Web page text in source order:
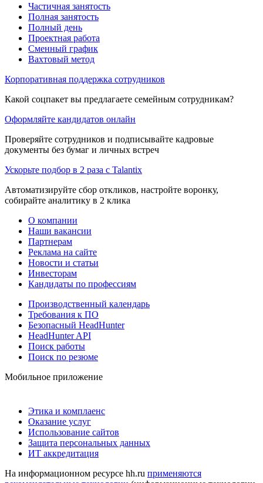
Частичная занятость
Полная занятость
Полный день
Проектная работа
Сменный график
Вахтовый метод
Корпоративная поддержка сотрудников
Какой соцпакет вы предлагаете семейным сотрудникам?
Оформляйте кандидатов онлайн
Проверяйте сотрудников и подписывайте кадровые
документы без бумаг и личных встреч
Ускорьте подбор в 2 раза с Talantix
Автоматизируйте сбор откликов, настройте воронку,
собирайте аналитику в 2 клика
О компании
Наши вакансии
Партнерам
Реклама на сайте
Новости и статьи
Инвесторам
Кандидаты по профессиям
Производственный календарь
Требования к ПО
Безопасный HeadHunter
HeadHunter API
Поиск работы
Поиск по резюме
Мобильное приложение
Этика и комплаенс
Оказание услуг
Использование сайтов
Защита персональных данных
ИТ аккредитация
На информационном ресурсе hh.ru применяются